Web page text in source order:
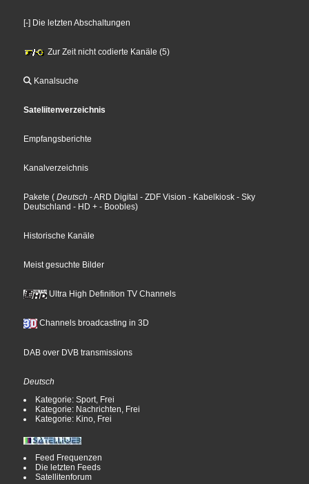
[-] Die letzten Abschaltungen
Zur Zeit nicht codierte Kanäle (5)
Kanalsuche
Sateliitenverzeichnis
Empfangsberichte
Kanalverzeichnis
Pakete ( Deutsch - ARD Digital - ZDF Vision - Kabelkiosk - Sky
Deutschland - HD + - Boobles)
Historische Kanäle
Meist gesuchte Bilder
Ultra High Definition TV Channels
Channels broadcasting in 3D
DAB over DVB transmissions
Deutsch
Kategorie: Sport, Frei
Kategorie: Nachrichten, Frei
Kategorie: Kino, Frei
Feed Frequenzen
Die letzten Feeds
Satellitenforum